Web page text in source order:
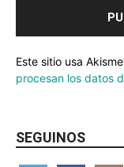
Este sitio usa
procesan los datos
SEGUINOS